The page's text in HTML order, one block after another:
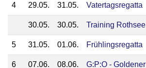
4 29.05. 31.05. Vatertagsregatta
30.05. 30.05. Training Rothsee
5 31.05. 01.06. Frühlingsregatta
6 07.06. 08.06.
G:P:O - Goldener